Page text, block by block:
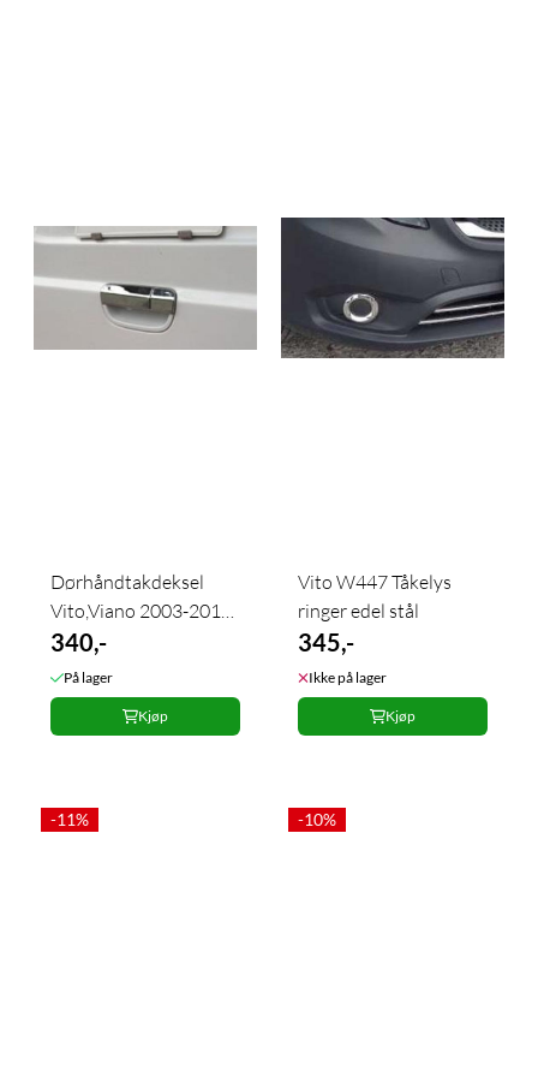
Dørhåndtakdeksel
Vito,Viano 2003-2010
bakdør
340,-
På lager
Kjøp
Vito W447 Tåkelys
ringer edel stål
345,-
Ikke på lager
Kjøp
-11% -10%